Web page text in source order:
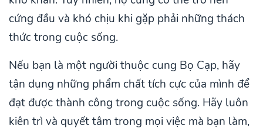
cứng đầu và khó chịu khi gặp phải những thách
thức trong cuộc sống.
Nếu bạn là một người thuộc cung Bọ Cạp, hãy
tận dụng những phẩm chất tích cực của mình để
đạt được thành công trong cuộc sống. Hãy luôn
kiên trì và quyết tâm trong mọi việc mà bạn làm,